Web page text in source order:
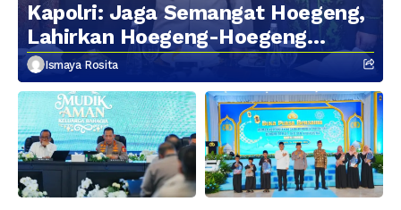
Kapolri: Jaga Semangat Hoegeng,
Lahirkan Hoegeng-Hoegeng
Berikutnya
Ismaya Rosita